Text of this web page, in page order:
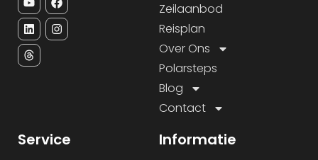
Zeilaanbod
Reisplan
Over Ons
Polarsteps
Blog
Contact
Service Informatie